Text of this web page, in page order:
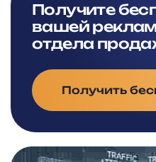
Получите
вашей
отдела
Получить